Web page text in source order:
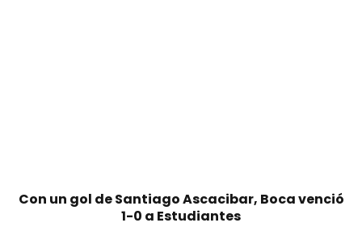
Con un gol de Santiago Ascacibar, Boca venció
1-0 a Estudiantes